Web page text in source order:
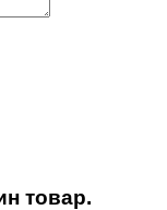
товар.